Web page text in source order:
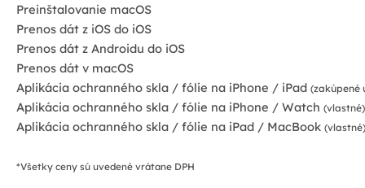
Preinštalovanie macOS
Prenos dát z iOS do iOS
Prenos dát z Androidu do iOS
Prenos dát v macOS
Aplikácia ochranného skla / fólie na iPhone / iPad (zakúpené
Aplikácia ochranného skla / fólie na iPhone / Watch (vlastné)
Aplikácia ochranného skla / fólie na iPad / MacBook (vlastné)
*Všetky ceny sú uvedené vrátane DPH